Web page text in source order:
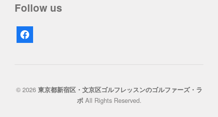
Follow us
facebook
© 2026 東京都新宿区・文京区ゴルフレッスンのゴルファーズ・ラ
ボAll Rights Reserved.